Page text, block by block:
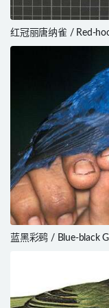
红冠丽唐纳雀 / Red-
Tanager / Piranga
蓝黑彩鹀 / Blue-black